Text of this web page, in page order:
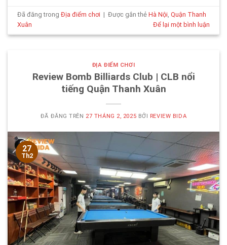
Đã đăng trongĐịa điểm chơi | Được gắn thẻHà Nội,Quận Thanh
Xuân
Để lại một bình luận
ĐỊA ĐIỂM CHƠI
Review Bomb Billiards Club | CLB nổi
tiếng Quận Thanh Xuân
ĐÃ ĐĂNG TRÊN 27 THÁNG 2, 2025 BỞI REVIEW BIDA
27
Th2